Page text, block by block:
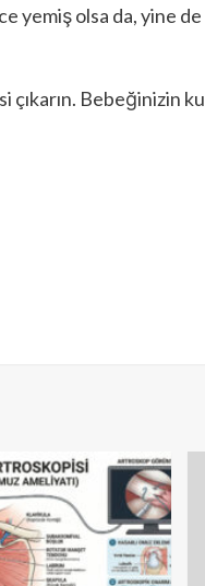
yemiş olsa da, yine
Bebeğinizin